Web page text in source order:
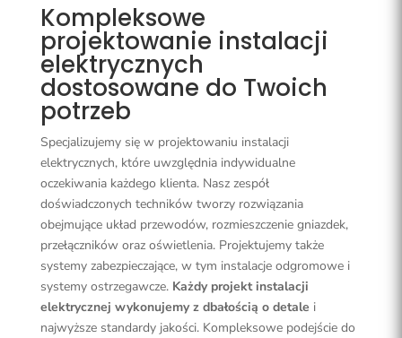
Kompleksowe
projektowanie instalacji
elektrycznych
dostosowane do Twoich
potrzeb
Specjalizujemy się w projektowaniu instalacji
elektrycznych, które uwzględnia indywidualne
oczekiwania każdego klienta. Nasz zespół
doświadczonych techników tworzy rozwiązania
obejmujące układ przewodów, rozmieszczenie gniazdek,
przełączników oraz oświetlenia. Projektujemy także
systemy zabezpieczające, w tym instalacje odgromowe i
systemy ostrzegawcze. Każdy projekt instalacji
elektrycznej wykonujemy z dbałością o detale i
najwyższe standardy jakości. Kompleksowe podejście do